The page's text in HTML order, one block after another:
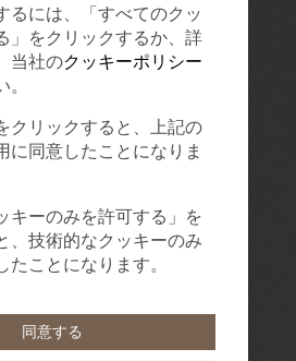
るには、「すべてのクッ
」をクリックするか、詳
当社のクッキーポリシー
クリックすると、上記の
に同意したことになりま
キーのみを許可する」を
、技術的なクッキーのみ
ことになります。
同意する